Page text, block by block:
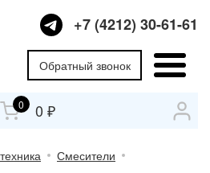
+7 (4212) 30-61-61
Обратный звонок
0 0 ₽
Смесители